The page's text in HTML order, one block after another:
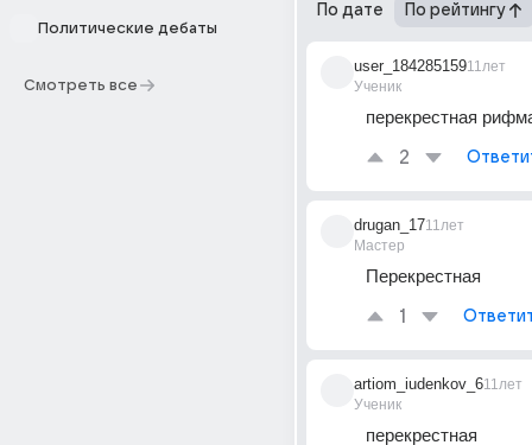
Политические дебаты
Смотреть все
По дате По рейтингу
user_184285159
Ученик
11лет
перекрестная
2
drugan_17
Мастер
11лет
Перекрестная
1
artiom_iudenkov_6
Ученик
11лет
перекрестная